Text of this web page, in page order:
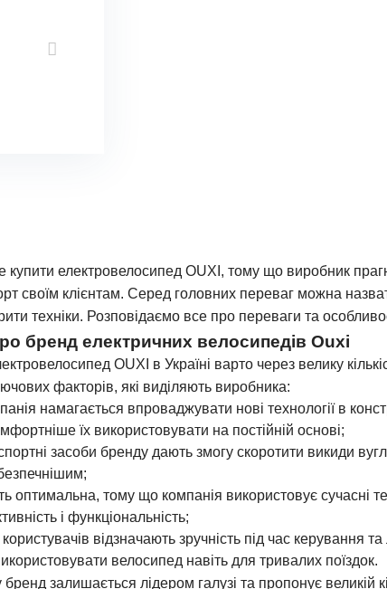
купити електровелосипед OUXI, тому що виробник
своїм клієнтам. Серед головних переваг можна
техніки. Розповідаємо все про переваги та
бренд електричних велосипедів Ouxi
OUXI в Україні варто через велику
факторів, які виділяють виробника:
намагається впроваджувати нові технології в
їх використовувати на постійній основі;
засоби бренду дають змогу скоротити викиди
оптимальна, тому що компанія використовує сучасні
і функціональність;
відзначають зручність під час керування
велосипед навіть для тривалих поїздок.
залишається лідером галузі та пропонує великій